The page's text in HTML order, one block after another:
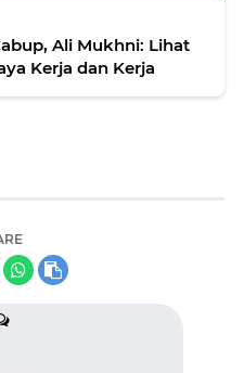
Ali Mukhni: Lihat
Kerja dan Kerja